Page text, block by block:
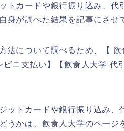
トカードや銀行振り込み、代
身が調べた結果を記事にさせ
法について調べるため、【
ニ支払い】【飲食人大学 代
ットカードや銀行振り込み、
うかは、飲食人大学のページ